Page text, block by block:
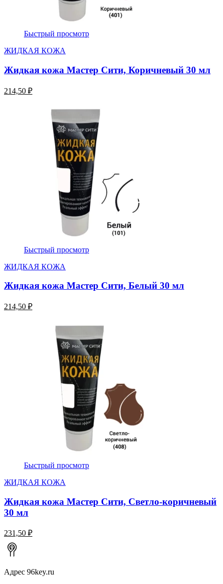
Быстрый просмотр
ЖИДКАЯ КОЖА
Жидкая кожа Мастер Сити, Коричневый 30 мл
214,50 ₽
Быстрый просмотр
ЖИДКАЯ КОЖА
Жидкая кожа Мастер Сити, Белый 30 мл
214,50 ₽
Быстрый просмотр
ЖИДКАЯ КОЖА
Жидкая кожа Мастер Сити, Светло-коричневый
30 мл
231,50 ₽
Адрес 96key.ru